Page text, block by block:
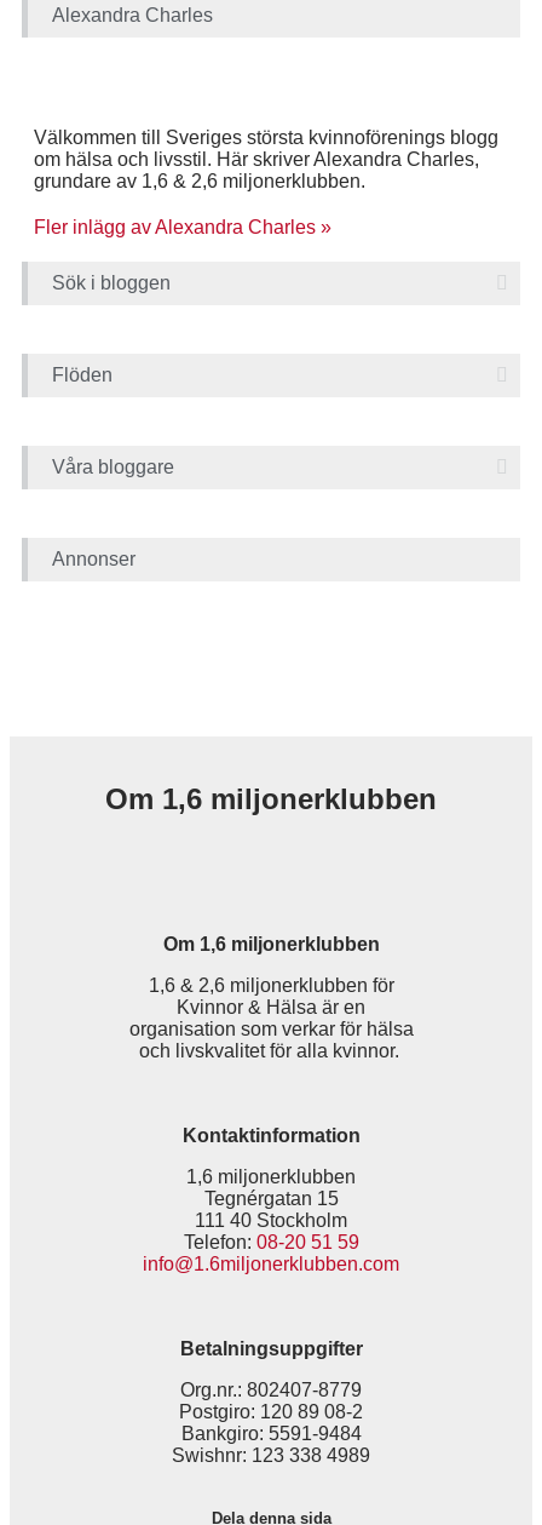
Alexandra Charles
Välkommen till Sveriges största kvinnoförenings blogg
om hälsa och livsstil. Här skriver Alexandra Charles,
grundare av 1,6 & 2,6 miljonerklubben.
Fler inlägg av Alexandra Charles »
Sök i bloggen
Flöden
Våra bloggare
Annonser
Om 1,6 miljonerklubben
Om 1,6 miljonerklubben
1,6 & 2,6 miljonerklubben för
Kvinnor & Hälsa är en
organisation som verkar för hälsa
och livskvalitet för alla kvinnor.
Kontaktinformation
1,6 miljonerklubben
Tegnérgatan 15
111 40 Stockholm
Telefon: 08-20 51 59
info@1.6miljonerklubben.com
Betalningsuppgifter
Org.nr.: 802407-8779
Postgiro: 120 89 08-2
Bankgiro: 5591-9484
Swishnr: 123 338 4989
Dela denna sida